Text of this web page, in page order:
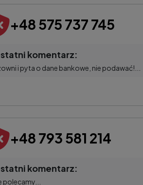
+48 575 737 745
komentarz:
i pyta o dane bankowe, nie podawać!...
+48 793 581 214
komentarz:
polecamy...